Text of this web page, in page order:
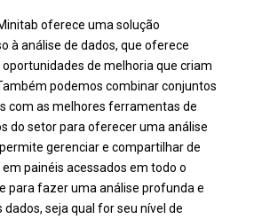
oferece uma solução
à análise de dados, que oferece
de melhoria que criam
podemos combinar conjuntos
com as melhores ferramentas de
do setor para oferecer uma análise
gerenciar e compartilhar de
painéis acessados em todo o
para fazer uma análise profunda e
seja qual for seu nível de